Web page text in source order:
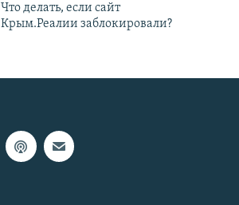
Что делать, если сайт
Крым.Реалии заблокировали?